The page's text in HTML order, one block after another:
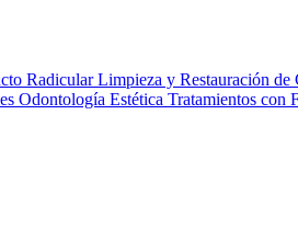
RadicularLimpieza y Restauración de
Odontología Estética Tratamientos con